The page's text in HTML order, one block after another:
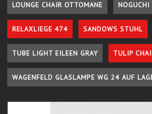
LOUNGE CHAIR OTTOMANE NOGUCHI
RELAXLIEGE 474 SANDOWS STUHL
TUBE LIGHT EILEEN GRAY TULIP
WAGENFELD GLASLAMPE WG 24 AUF